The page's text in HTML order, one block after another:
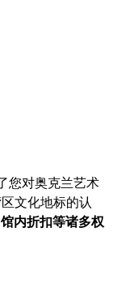
您对奥克兰艺术
文化地标的认
内折扣等诸多权